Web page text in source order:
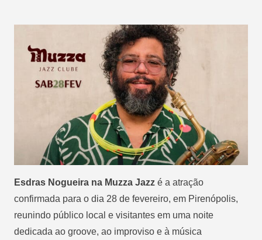
Esdras Nogueira na Muzza Jazz é a atração
confirmada para o dia 28 de fevereiro, em Pirenópolis,
reunindo público local e visitantes em uma noite
dedicada ao groove, ao improviso e à música